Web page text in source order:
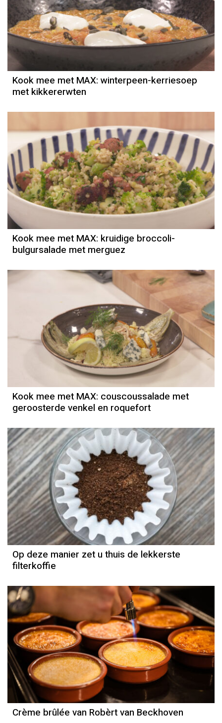
Kook mee met MAX: winterpeen-kerriesoep
met kikkererwten
Kook mee met MAX: kruidige broccoli-
bulgursalade met merguez
Kook mee met MAX: couscoussalade met
geroosterde venkel en roquefort
Op deze manier zet u thuis de lekkerste
filterkoffie
Crème brûlée van Robèrt van Beckhoven